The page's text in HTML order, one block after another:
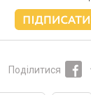
Поділитися